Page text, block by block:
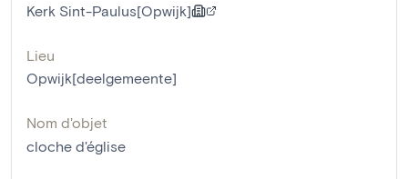
Kerk Sint-Paulus[Opwijk]
Lieu
Opwijk[deelgemeente]
Nom d'objet
cloche d'église